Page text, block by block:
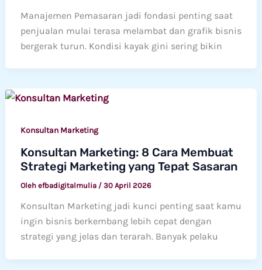
Manajemen Pemasaran jadi fondasi penting saat
penjualan mulai terasa melambat dan grafik bisnis
bergerak turun. Kondisi kayak gini sering bikin
Konsultan Marketing
Konsultan Marketing: 8 Cara Membuat
Strategi Marketing yang Tepat Sasaran
Oleh efbadigitalmulia / 30 April 2026
Konsultan Marketing jadi kunci penting saat kamu
ingin bisnis berkembang lebih cepat dengan
strategi yang jelas dan terarah. Banyak pelaku